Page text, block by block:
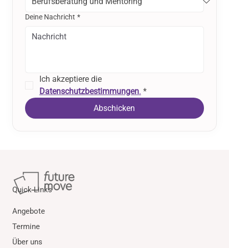
Grund der Anfrage
Deine Nachricht *
Ich akzeptiere die
Datenschutzbestimmungen. *
Abschicken
Quick Links
Angebote
Termine
Über uns